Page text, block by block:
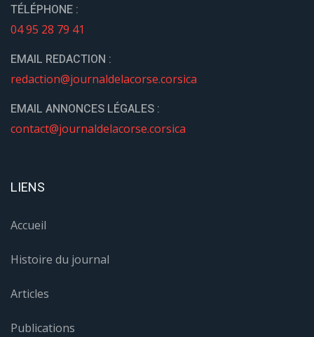
TÉLÉPHONE :
04 95 28 79 41
EMAIL REDACTION :
redaction@journaldelacorse.corsica
EMAIL ANNONCES LÉGALES :
contact@journaldelacorse.corsica
LIENS
Accueil
Histoire du journal
Articles
Publications